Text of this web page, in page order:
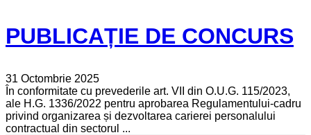
PUBLICAȚIE DE CONCURS
31 Octombrie 2025
În conformitate cu prevederile art. VII din O.U.G. 115/2023,
ale H.G. 1336/2022 pentru aprobarea Regulamentului-cadru
privind organizarea și dezvoltarea carierei personalului
contractual din sectorul ...